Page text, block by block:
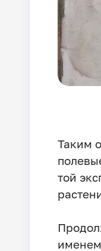
Таким
той